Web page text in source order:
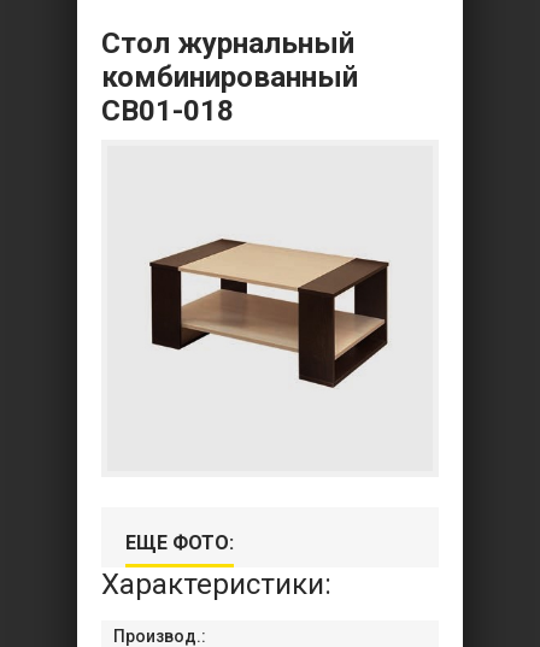
Стол журнальный
комбинированный
СВ01-018
ЕЩЕ ФОТО:
Характеристики:
Производ.: